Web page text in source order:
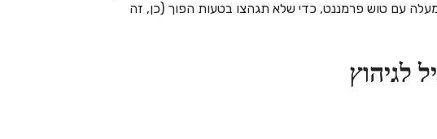
עם טוש פרמננט, כדי שלא תגהצו בטעות הפוך (כן, זה
לגיהוץ